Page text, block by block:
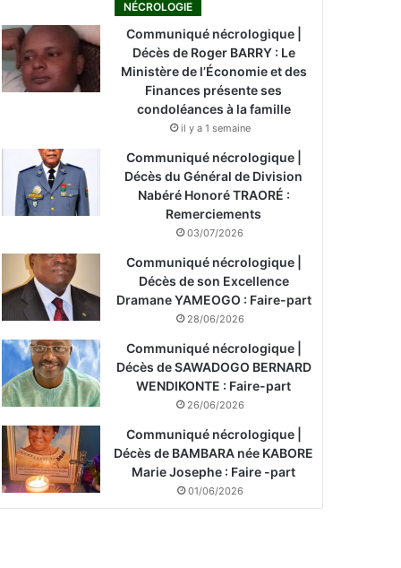
NÉCROLOGIE
Communiqué nécrologique |
Décès de Roger BARRY : Le
Ministère de l’Économie et des
Finances présente ses
condoléances à la famille
il y a 1 semaine
Communiqué nécrologique |
Décès du Général de Division
Nabéré Honoré TRAORÉ :
Remerciements
03/07/2026
Communiqué nécrologique |
Décès de son Excellence
Dramane YAMEOGO : Faire-part
28/06/2026
Communiqué nécrologique |
Décès de SAWADOGO BERNARD
WENDIKONTE : Faire-part
26/06/2026
Communiqué nécrologique |
Décès de BAMBARA née KABORE
Marie Josephe : Faire -part
01/06/2026